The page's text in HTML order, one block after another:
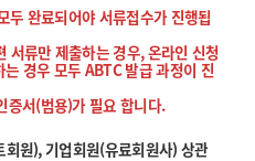
두 완료되어야 서류접수가 진행됩
서류만 제출하는 경우, 온라인 신청
경우 모두 ABTC 발급 과정이 진
증서(범용)가 필요 합니다.
원), 기업회원(유료회원사) 상관